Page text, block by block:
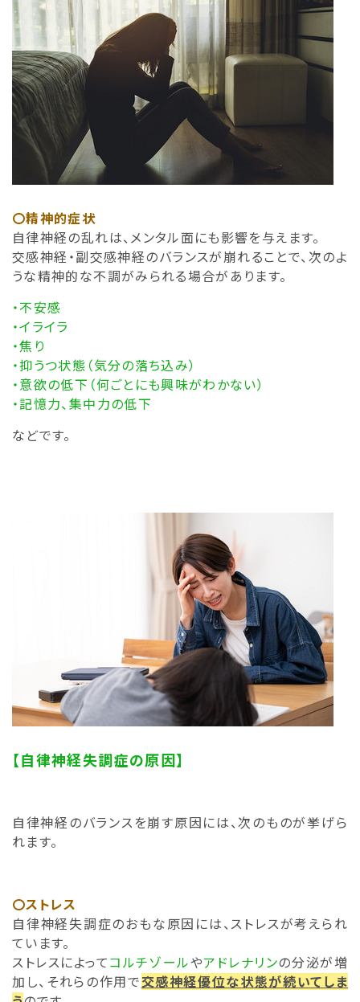
〇精神的症状
自律神経の乱れは、メンタル面にも影響を与えます。
交感神経・副交感神経のバランスが崩れることで、次のよ
うな精神的な不調がみられる場合があります。
・不安感
・イライラ
・焦り
・抑うつ状態（気分の落ち込み）
・意欲の低下（何ごとにも興味がわかない）
・記憶力、集中力の低下
などです。
【自律神経失調症の原因】
自律神経のバランスを崩す原因には、次のものが挙げら
れます。
〇ストレス
自律神経失調症のおもな原因には、ストレスが考えられ
ています。
ストレスによってコルチゾールやアドレナリンの分泌が増
加し、それらの作用で交感神経優位な状態が続いてしま